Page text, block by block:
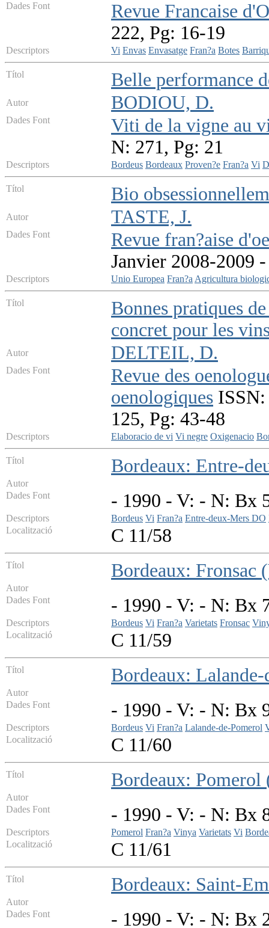
Dades Font
Revue Francaise
222, Pg: 16-19
Descriptors Vi Envas Envasatge Fran?a Botes
Títol Belle performance
Autor BODIOU, D.
Dades Font
Viti de la vigne au
N: 271, Pg: 21
Descriptors Bordeus Bordeaux Proven?e Fran?a Vi
Títol Bio
Autor TASTE, J.
Dades Font
Revue fran?aise
Janvier 2008-2009
Descriptors Unio Europea Fran?aAgricultura
Títol
Bonnes pratiques
concret pour les
Autor DELTEIL, D.
Dades Font
Revue des
oenologiques
125, Pg: 43-48
Descriptors Elaboracio de vi Vi negre Oxigenacio
Títol Bordeaux: Entre-
Autor
Dades Font
- 1990 - V: - N: Bx
Descriptors Bordeus Vi Fran?a Entre-deux-Mers DO
Localització
C 11/58
Títol Bordeaux: Fronsac
Autor
Dades Font
- 1990 - V: - N: Bx
Descriptors Bordeus Vi Fran?a Varietats Fronsac
Localització
C 11/59
Títol Bordeaux:
Autor
Dades Font
- 1990 - V: - N: Bx
Descriptors Bordeus Vi Fran?a Lalande-de-Pomerol
Localització
C 11/60
Títol Bordeaux: Pomerol
Autor
Dades Font
- 1990 - V: - N: Bx
Descriptors Pomerol Fran?a Vinya Varietats Vi
Localització
C 11/61
Títol Bordeaux: Saint-
Autor
Dades Font
- 1990 - V: - N: Bx